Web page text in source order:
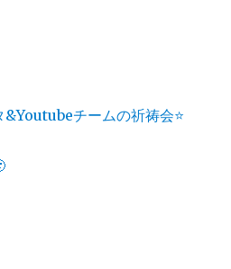
チームの祈祷会⭐️